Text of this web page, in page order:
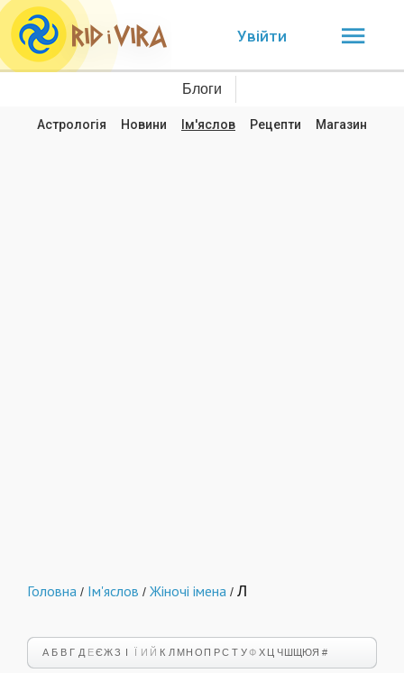
Увійти
Блоги
Астрологія Новини Ім'яслов Рецепти Магазин
Головна / Ім'яслов / Жіночі імена / Л
А Б В Г Д Е ЄЖЗ І Ї И Й К Л М Н О П Р С Т У Ф Х Ц Ч ШЩЮЯ #